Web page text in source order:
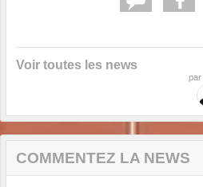
Voir toutes les news
par
COMMENTEZ LA NEWS